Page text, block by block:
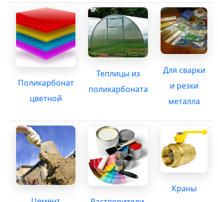
Поликарбонат
цветной
Теплицы из
поликарбоната
Для сварки
и резки
металла
Краны